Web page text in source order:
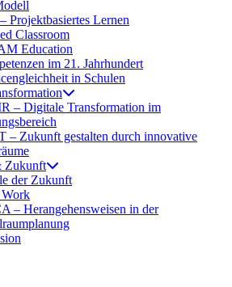
Projektbasiertes Lernen
Classroom
Education
im 21. Jahrhundert
in Schulen
– Digitale Transformation im
– Zukunft gestalten durch innovative
Zukunft
der Zukunft
– Herangehensweisen in der